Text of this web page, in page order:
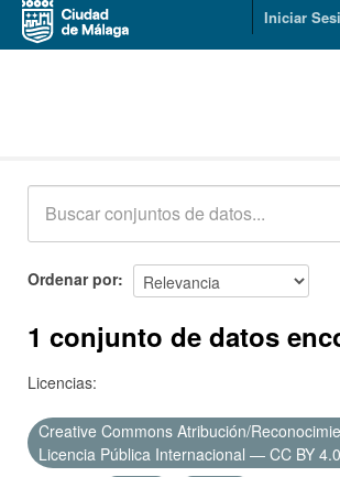
Iniciar
Acerca de
Ordenar por
1 conjunto de datos
Licencias:
Creative Commons Atribución/
Licencia Pública Internacional — CC BY 4.0